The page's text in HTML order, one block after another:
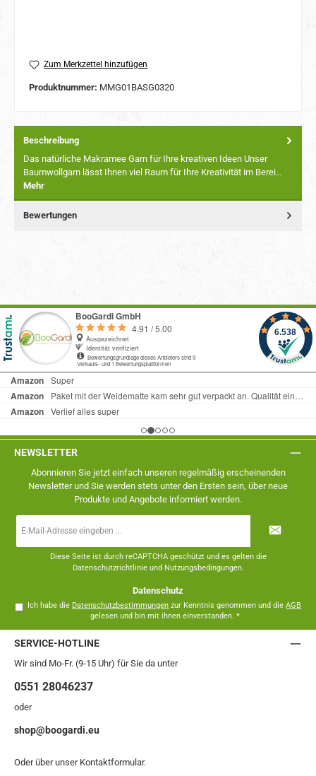
Zum Merkzettel hinzufügen
Produktnummer: MMG01BASG0320
Beschreibung
Das natürliche Makramee Garn für Ihre kreativen Ideen Unser
Baumwollgarn lässt Ihnen viel Raum für Ihre Kreativität im Berei…
Mehr
Bewertungen
NEWSLETTER
Abonnieren Sie jetzt einfach unseren regelmäßig erscheinenden
Newsletter und Sie werden stets unter den Ersten sein, über neue
Produkte und Angebote informiert werden.
Mail-
Diese Seite ist durch reCAPTCHA geschützt und es gelten die
Datenschutzrichtlinieund Nutzungsbedingungen.
Datenschutz
Ich habe die Datenschutzbestimmungen zur Kenntnis genommen und dieAGB
gelesen und bin mit ihnen einverstanden. *
SERVICE-HOTLINE
Wir sind Mo-Fr. (9-15 Uhr) für Sie da unter
0551 28046237
oder
shop@boogardi.eu
Oder über unser Kontaktformular.